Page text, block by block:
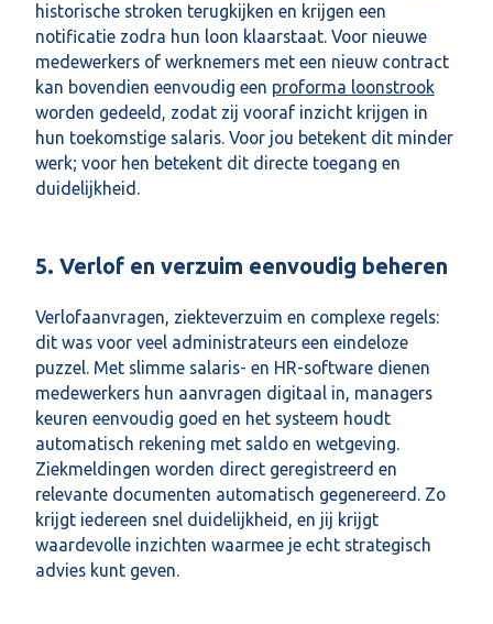
historische stroken terugkijken en krijgen een
notificatie zodra hun loon klaarstaat. Voor nieuwe
medewerkers of werknemers met een nieuw contract
kan bovendien eenvoudig een proforma loonstrook
worden gedeeld, zodat zij vooraf inzicht krijgen in
hun toekomstige salaris. Voor jou betekent dit minder
werk; voor hen betekent dit directe toegang en
duidelijkheid.
5. Verlof en verzuim eenvoudig beheren
Verlofaanvragen, ziekteverzuim en complexe regels:
dit was voor veel administrateurs een eindeloze
puzzel. Met slimme salaris- en HR-software dienen
medewerkers hun aanvragen digitaal in, managers
keuren eenvoudig goed en het systeem houdt
automatisch rekening met saldo en wetgeving.
Ziekmeldingen worden direct geregistreerd en
relevante documenten automatisch gegenereerd. Zo
krijgt iedereen snel duidelijkheid, en jij krijgt
waardevolle inzichten waarmee je echt strategisch
advies kunt geven.